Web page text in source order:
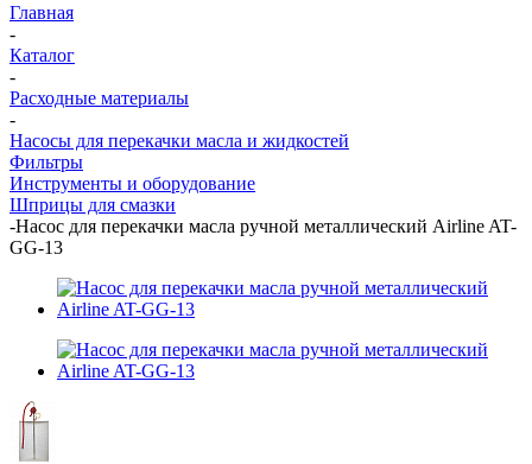
Главная
-
Каталог
-
Расходные материалы
-
Насосы для перекачки масла и жидкостей
Фильтры
Инструменты и оборудование
Шприцы для смазки
-Насос для перекачки масла ручной металлический Airline AT-
GG-13